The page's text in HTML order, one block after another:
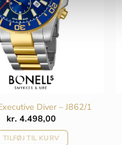
Diver – J862/1
kr. 4.498,00
TILFØJ TIL KURV